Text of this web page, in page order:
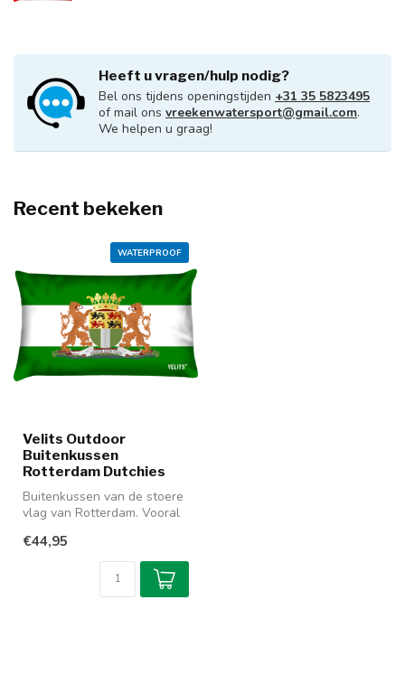
Heeft u vragen/hulp nodig?
Bel ons tijdens openingstijden +31 35 5823495
of mail ons vreekenwatersport@gmail.com.
We helpen u graag!
Recent bekeken
WATERPROOF
Velits Outdoor
Buitenkussen
Rotterdam Dutchies
Buitenkussen van de stoere
vlag van Rotterdam. Vooral
€44,95